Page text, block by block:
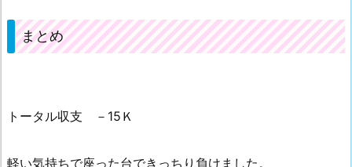
まとめ
トータル収支 －15Ｋ
軽い気持ちで座った台できっちり負けました。